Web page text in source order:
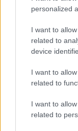
personalized
I want to
related to
device
I want to
related to
I want to
related to
Η επίσκεψη
συνοδεύτηκε
σχέσεις του
περιβάλλον
βασιλιά
κατοικία